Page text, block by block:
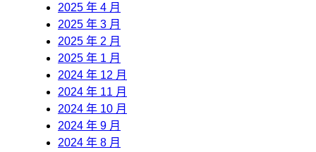
2025 年 4 月
2025 年 3 月
2025 年 2 月
2025 年 1 月
2024 年 12 月
2024 年 11 月
2024 年 10 月
2024 年 9 月
2024 年 8 月